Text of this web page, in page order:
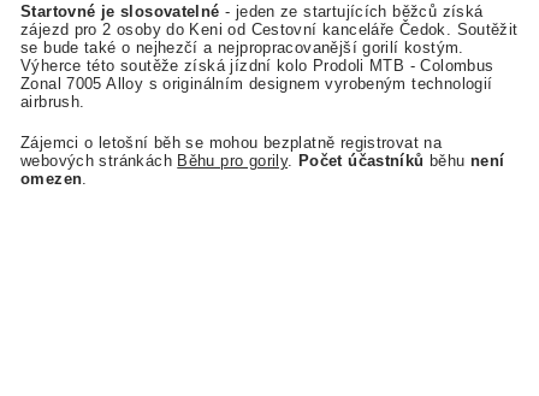
Startovné je slosovatelné - jeden ze startujících běžců získá
zájezd pro 2 osoby do Keni od Cestovní kanceláře Čedok. Soutěžit
se bude také o nejhezčí a nejpropracovanější gorilí kostým.
Výherce této soutěže získá jízdní kolo Prodoli MTB - Colombus
Zonal 7005 Alloy s originálním designem vyrobeným technologií
airbrush.
Zájemci o letošní běh se mohou bezplatně registrovat na
webových stránkách Běhu pro gorily. Počet účastníků běhu není
omezen